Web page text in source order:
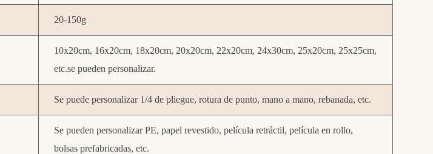
20-150g
10x20cm, 16x20cm, 18x20cm, 20x20cm, 22x20cm, 24x30cm, 25x20cm, 25x25cm,
etc.se pueden personalizar.
Se puede personalizar 1/4 de pliegue, rotura de punto, mano a mano, rebanada, etc.
Se pueden personalizar PE, papel revestido, película retráctil, película en rollo,
bolsas prefabricadas, etc.